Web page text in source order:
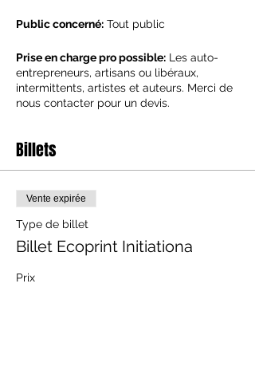
Public concerné: Tout public
Prise en charge pro possible: Les auto-
entrepreneurs, artisans ou libéraux,
intermittents, artistes et auteurs. Merci de
nous contacter pour un devis.
Le matin :
Découverte des fibres naturelles
Découverte et choix des feuillages
Création du premier rouleau façon “India
Flint”
L’apres-midi:
Deuxième rouleau sur différents tissus
Billets
Vente expirée
Type de billet
Billet Ecoprint Initiationa
Prix